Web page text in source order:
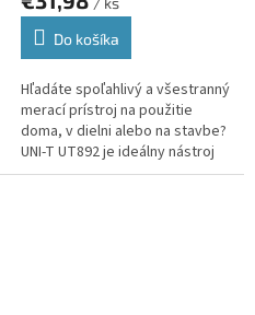
Do košíka
Hľadáte spoľahlivý a všestranný
merací prístroj na použitie
doma, v dielni alebo na stavbe?
UNI-T UT892 je ideálny nástroj
pre elektrikárov, domácich